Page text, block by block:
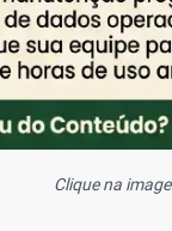
Clique na